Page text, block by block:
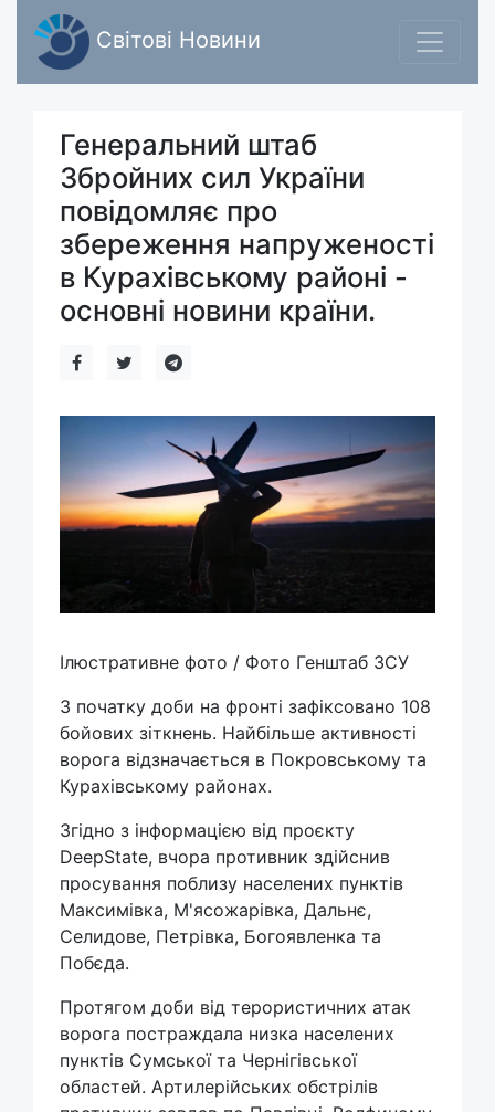
Світові Новини
Генеральний штаб
Збройних сил України
повідомляє про
збереження напруженості
в Курахівському районі -
основні новини країни.
Ілюстративне фото / Фото Генштаб ЗСУ
З початку доби на фронті зафіксовано 108
бойових зіткнень. Найбільше активності
ворога відзначається в Покровському та
Курахівському районах.
Згідно з інформацією від проєкту
DeepState, вчора противник здійснив
просування поблизу населених пунктів
Максимівка, М'ясожарівка, Дальнє,
Селидове, Петрівка, Богоявленка та
Побєда.
Протягом доби від терористичних атак
ворога постраждала низка населених
пунктів Сумської та Чернігівської
областей. Артилерійських обстрілів